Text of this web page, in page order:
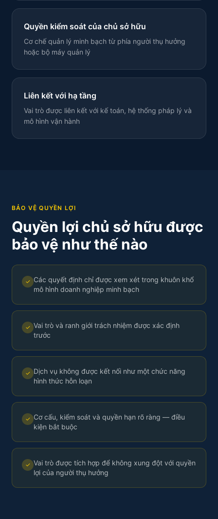
Quyền kiểm soát của chủ sở hữu
Cơ chế quản lý minh bạch từ phía người thụ hưởng
hoặc bộ máy quản lý
Liên kết với hạ tầng
Vai trò được liên kết với kế toán, hệ thống pháp lý và
mô hình vận hành
BẢO VỆ QUYỀN LỢI
Quyền lợi chủ sở hữu được
bảo vệ như thế nào
✓ Các quyết định chỉ được xem xét trong khuôn khổ
mô hình doanh nghiệp minh bạch
✓ Vai trò và ranh giới trách nhiệm được xác định
trước
✓ Dịch vụ không được kết nối như một chức năng
hình thức hỗn loạn
✓ Cơ cấu, kiểm soát và quyền hạn rõ ràng — điều
kiện bắt buộc
✓ Vai trò được tích hợp để không xung đột với quyền
lợi của người thụ hưởng